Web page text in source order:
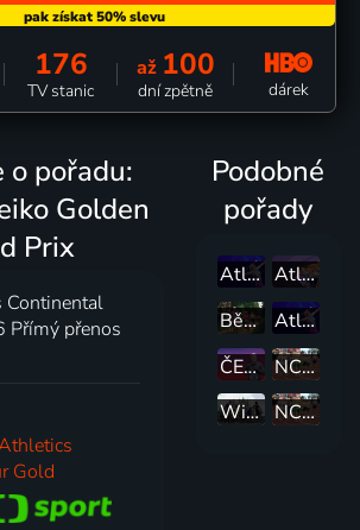
176
TV stanic
až 100
dní zpětně dárek
o pořadu:
Golden
Prix
Přímý přenos
Gold
Podobné
pořady
Atletika: USATF LA Grand Prix
Atletika: 65. Zlatá tretra Ostrava
Běhej lesy - Brdy
Atletika: Wanda Diamond League Norsko
ČEZ RunTour 2026 - Kopřivnice
NCAA Track & Field Championship - 2. den, ženy
Wizz Air Milano Marathon 2026 - Milán, Itálie
NCAA Track & Field Championship - 1. den, ženy